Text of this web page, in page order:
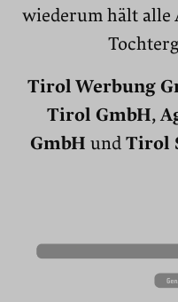
wiederum hält alle
Tirol Werbung
Tirol GmbH,
GmbH und Tirol